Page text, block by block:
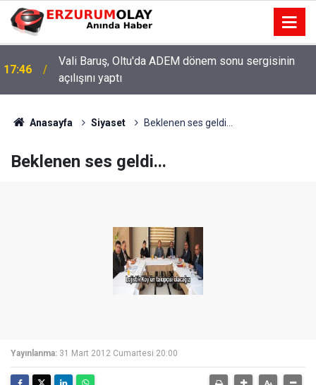
17:46
Vali Baruş, Oltu'da ADEM dönem sonu sergisinin
açılışını yaptı
Anasayfa Siyaset Beklenen ses geldi...
Beklenen ses geldi...
Yayınlanma: 31 Mart 2012 Cumartesi 20:00